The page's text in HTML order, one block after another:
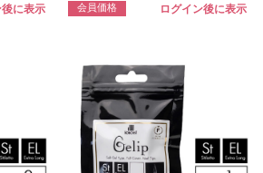
に表示 会員価格 ログイン後に表示